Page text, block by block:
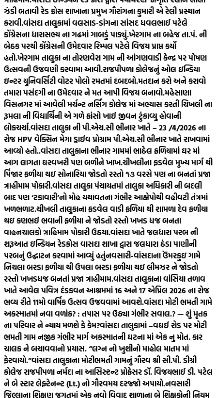
ઝંડી બતાવી રેડ ક્રોસ શાખાના પ્રમુખ ગૌરાંગના કુમારી એ રેલી પ્રસ્થાન
કરાવી.વાંસદા તાલુકામાં વલસાડ-ડાંગના સાંસદ ધવલભાઈ પટેલે
કોંગ્રેસના ધારાસભ્ય ના ગઢમાં ગાબડું પાડ્યું.ખેરગામ ના બહેજ તા.પં. ની
બેઠક પરથી કોંગ્રેસની ઉમેદવાર રિમ્પલ પટેલે વિજય પ્રાપ્ત કર્યો
હતો.ખેરગામ તાલુકા ના તોરણવેરા ગામ ની આંગણવાડી કેન્દ્ર પર પોષણ
ઉત્સવની ઉજવણી કરવામા આવી.રાજપીપળા કોલેજનું ઓલ ઇન્ડિયા
ઇન્ટર યુનિવર્સિટી વોટર પોલો રમતમાં દબદબો.મતદાન કરો અને કરાવો
તમારા પસંદગી ના ઉમેદવાર ને મત આપી વિજય બનાવો.મહેસાણા
વિસનગર માં આવેલી મર્ચન્ટ નર્સિંગ કોલેજ માં અભ્યાસ કરતી ચિખલી ના
રૂમલા ની વિદ્યાર્થિની એ ગળે ફાંસો ખાઈ જીવન ટુંકાવ્યુ હોવાની
લોકચર્ચા.વાંસદા તાલુકા ની પી.એચ.સી ભીનાર ખાતે – 23 /4/2026 ના
રોજ HPV વેક્સિન મેગા ડ્રાઈવ પ્રોગ્રામ પી.એચ.સી ભીનાર ખાતે રાખવામાં
આવ્યો હતો..વાંસદા તાલુકાના ભીનાર ગામમાં ભાઠેલ ફળિયામાં ઘર માં
આગ લાગતા ઘરવખરી પણ બળીને ખાખ.ચીખલીના ફડવેલ મુખ્ય માર્ગ થી
પિંજાર ફળીયા થઇ સોનારિયા જોડતો રસ્તો ૧૩ વરસે પણ ના બનતાં પ્રજા
ત્રાહીમામ પોકારી.વાંસદા તાલુકા પંચાયતમાં તાલુકા અધિકારી ની બદલી
બાદ પણ ‘ટકાવારી’નો મોહ યથાવતના ગંભીર આક્ષેપોથી વહીવટી તંત્રમાં
ખળભળાટ.ચીખલી તાલુકાના ફડવેલ વાડી ફળિયા થી શામળા દેવ ફળીયા
થઇ કણભઈ ભવાની ફળીયા ને જોડતો રસ્તો ખખડ ધજ બનતા
વાહનચાલકો ત્રાહિમામ પોકારી ઉઠયા.વાંસદા ખાતે જલધારા પરબ ની
શરૂઆત ઇન્ડિયન રેડક્રોસ વાસદા શાખા દ્વારા જલધારા ઠંડા પાણીની
પરબનું ઉદ્ઘાટન કરવામાં આવ્યું હતુંનવસારી-વાંસદાના ઉંમરકુઇ ગામે
નિચલા બરડા ફળીયા થી ઉપલા બરડા ફળીયા થઇ લીમઝર ને જોડતો
રસ્તો ખખડધજ બનતાં પ્રજા ત્રાહીમામ.વાંસદા તાલુકાના વાંસિયા તળાવ
ખાતે આવેલ પવિત્ર દંડકવન આશ્રમમાં 16 અને 17 એપ્રિલ 2026 ના રોજ
ભવ્ય રીતે 11મો વાર્ષિક ઉત્સવ ઉજવવામાં આવશે.વાંસદા મોટી ભમતી ગામે
અકસ્માતમાં નવા વળાંક? : તપાસ પર ઉઠ્યા ગંભીર સવાલ.? — શું મૃતક
ના પરિવાર ને ન્યાય મળશે કે કેમ?વાંસદા તાલુકામાં –વઘઈ રોડ પર મોટી
ભમતી ગામ નજીક ગંભીર માર્ગ અકસ્માતની ઘટના માં એક નુ મોત. કાર
ચાલક ને બચાવવાનો પ્રયાસ. “લગ્ન નો ખુશીનો માહોલ માતમ માં
ફેરવાયો.”વાંસદા તાલુકાના મોટીભમતી ગામનું ગૌરવ શ્રી સી.પી. ડીગ્રી
કોલેજ રાજપીપળા નર્મદા ના આસિસ્ટન્ટ પ્રોફેસર ડૉ. વિજયભાઈ ડી. પટેલ
ને બે સ્ટાર લેફ્ટેનન્ટ (Lt.) નો ગૌરવમય દરજ્જો અપાયો.નવસારી
જિલ્લાના શિક્ષણ જગતમાં એક નવો વિવાદ શાળાના બે શિક્ષકોની નિયમ